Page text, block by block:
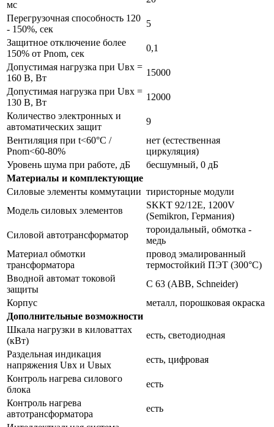
мс
Перегрузочная способность 120
- 150%, сек
5
Защитное отключение более
150% от Pnom, сек
0,1
Допустимая нагрузка при Uвх =
160 В, Вт
15000
Допустимая нагрузка при Uвх =
130 В, Вт
12000
Количество электронных и
автоматических защит
9
Вентиляция при t<60°С /
Pnom<60-80%
нет (естественная
циркуляция)
Уровень шума при работе, дБ
бесшумный, 0 дБ
Материалы и комплектующие
Силовые элементы коммутации тиристорные модули
Модель силовых элементов
SKKT 92/12E, 1200V
(Semikron, Германия)
Силовой автотрансформатор
тороидальный, обмотка -
медь
Материал обмотки
трансформатора
провод эмалированный
термостойкий ПЭТ (300°С)
Вводной автомат токовой
защиты
С 63 (ABB, Schneider)
Корпус
металл, порошковая окраска
Дополнительные возможности
Шкала нагрузки в киловаттах
(кВт)
есть, светодиодная
Раздельная индикация
напряжения Uвх и Uвых
есть, цифровая
Контроль нагрева силового
блока
есть
Контроль нагрева
автотрансформатора
есть